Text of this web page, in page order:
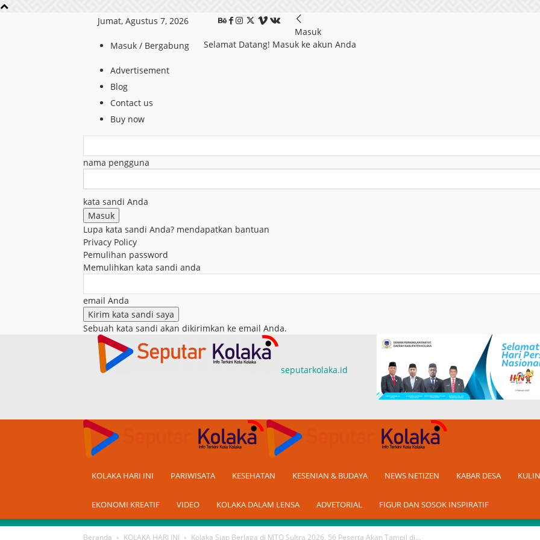
Jumat, Agustus 7, 2026
Masuk / Bergabung
Advertisement
Blog
Contact us
Buy now
Masuk
Selamat Datang! Masuk ke akun Anda
nama pengguna
kata sandi Anda
Lupa kata sandi Anda? mendapatkan bantuan
Privacy Policy
Pemulihan password
Memulihkan kata sandi anda
email Anda
Sebuah kata sandi akan dikirimkan ke email Anda.
seputarkolaka.id
KOLAKA HARI INI PARIWISATA KESEHATAN KESENIAN & BUDAYA NEWS NETIZEN KABAR DESA
EKONOMI KREATIF VIDEO KOLAKA DALAM LENSA ADVETORIAL FIGUR DAN SOSOK INSPIRATIF
Beranda KOLAKA HARI INI Kolaka Siap Berlaga di MTQ Sultra 2026, 56 Peserta Akan Tampil di...